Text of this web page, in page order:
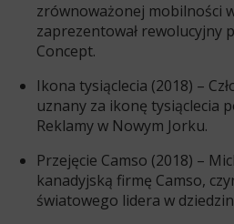
zrównoważonej mobilności
zaprezentował rewolucyjny
Concept.
Ikona tysiąclecia (2018) –
uznany za ikonę tysiąclecia
Reklamy w Nowym Jorku.
Przejęcie Camso (2018) –
kanadyjską firmę Camso,
światowego lidera w